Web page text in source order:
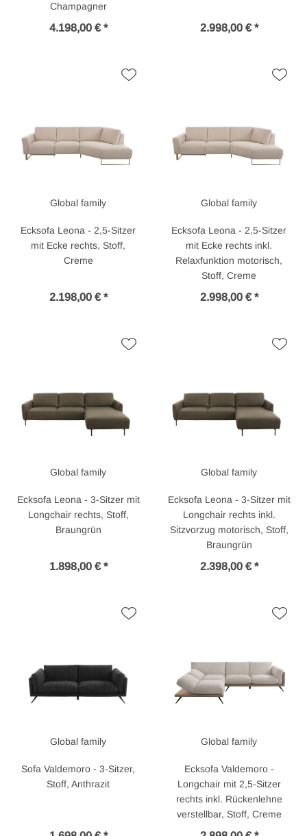
Champagner
4.198,00 € * 2.998,00 € *
Global family
Ecksofa Leona - 2,5-Sitzer
mit Ecke rechts, Stoff,
Creme
2.198,00 € *
Global family
Ecksofa Leona - 2,5-Sitzer
mit Ecke rechts inkl.
Relaxfunktion motorisch,
Stoff, Creme
2.998,00 € *
Global family
Ecksofa Leona - 3-Sitzer mit
Longchair rechts, Stoff,
Braungrün
1.898,00 € *
Global family
Ecksofa Leona - 3-Sitzer mit
Longchair rechts inkl.
Sitzvorzug motorisch, Stoff,
Braungrün
2.398,00 € *
Global family
Sofa Valdemoro - 3-Sitzer,
Stoff, Anthrazit
Global family
Ecksofa Valdemoro -
Longchair mit 2,5-Sitzer
rechts inkl. Rückenlehne
verstellbar, Stoff, Creme